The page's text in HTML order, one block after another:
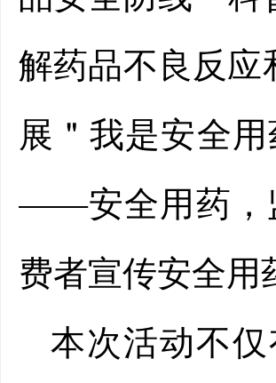
解药品不良反应
展 ＂我是安全
——安全用药，
费者宣传安全用
本次活动不